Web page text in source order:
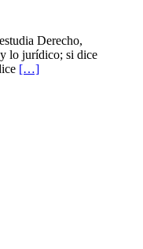
Derecho,
lo jurídico; si dice
[…]